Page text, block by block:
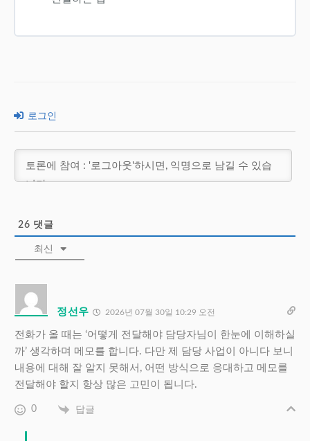
로그인
26 댓글
최신
정선우 2026년 07월 30일 10:29 오전
전화가 올 때는 ‘어떻게 전달해야 담당자님이 한눈에 이해하실
까’ 생각하며 메모를 합니다. 다만 제 담당 사업이 아니다 보니
내용에 대해 잘 알지 못해서, 어떤 방식으로 응대하고 메모를
전달해야 할지 항상 많은 고민이 됩니다.
0 답글